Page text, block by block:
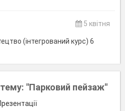
5 квітня
(інтегрований курс) 6
"Парковий пейзаж"